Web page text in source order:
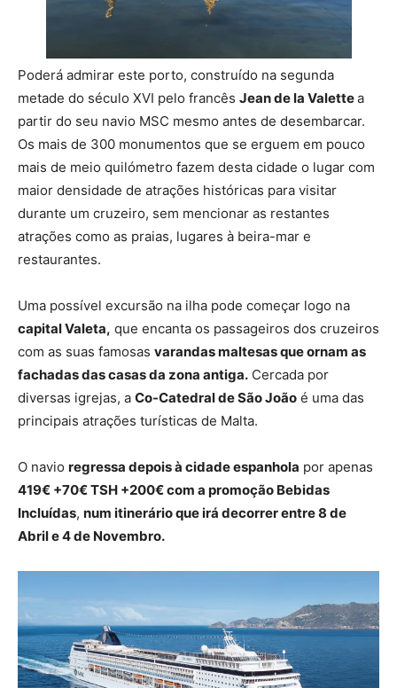
Poderá admirar este porto, construído na segunda
metade do século XVI pelo francês Jean de la Valettea
partir do seu navio MSC mesmo antes de desembarcar.
Os mais de 300 monumentos que se erguem em pouco
mais de meio quilómetro fazem desta cidade o lugar com
maior densidade de atrações históricas para visitar
durante um cruzeiro, sem mencionar as restantes
atrações como as praias, lugares à beira-mar e
restaurantes.
Uma possível excursão na ilha pode começar logo na
capital Valeta, que encanta os passageiros dos cruzeiros
com as suas famosas varandas maltesas que ornam as
fachadas das casas da zona antiga. Cercada por
diversas igrejas, a Co-Catedral de São João é uma das
principais atrações turísticas de Malta.
O navio regressa depois à cidade espanhola por apenas
419€ +70€ TSH +200€ com a promoção Bebidas
Incluídas, num itinerário que irá decorrer entre 8 de
Abril e 4 de Novembro.